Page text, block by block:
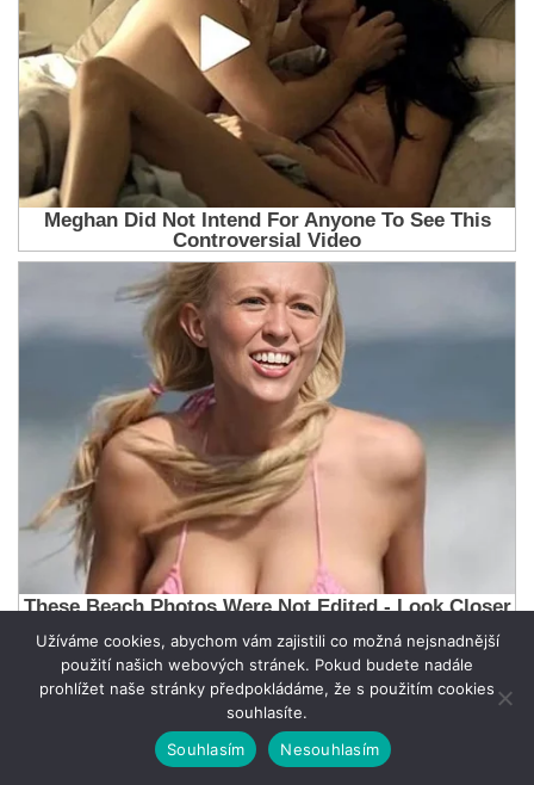
Užíváme cookies, abychom vám zajistili co možná nejsnadnější
použití našich webových stránek. Pokud budete nadále
prohlížet naše stránky předpokládáme, že s použitím cookies
souhlasíte.
Souhlasím
Nesouhlasím